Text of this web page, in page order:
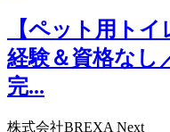
【ペット用ト
経験＆資格なし
完...
株式会社BREXA Next